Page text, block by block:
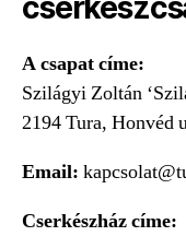
A csapat címe:
Szilágyi Zoltán
2194 Tura, Honvéd
Email:
Cserkészház címe: